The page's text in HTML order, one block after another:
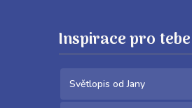
Inspirace pro tebe
Světlopis od Jany